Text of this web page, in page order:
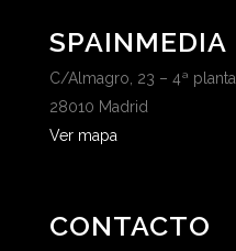
SPAINMEDIA
C/Almagro, 23 – 4ª planta
28010 Madrid
Ver mapa
CONTACTO